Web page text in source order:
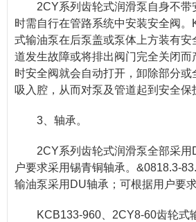
2CY系列齿轮式润滑泵自身不带
时需自行在管路系统中安装安全阀
式输油泵在后泵盖或泵体上方装有安
道发生故障或将排出阀门完全关闭而
时安全阀就会自动打开，卸除部分或
吸入腔，从而对泵及管道起到安全保
3、轴承。
2CY系列齿轮式润滑泵全部采用
户要求采用锡青铜轴承。&0818.3-
输油泵采用DU轴承；可根据用户要
KCB133-960、2CY8-60齿轮式